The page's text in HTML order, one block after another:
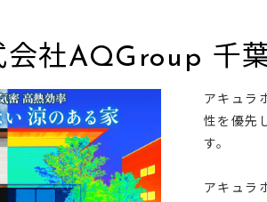
会社AQGroup 千
アキュラ
性を優先
す。
アキュラ